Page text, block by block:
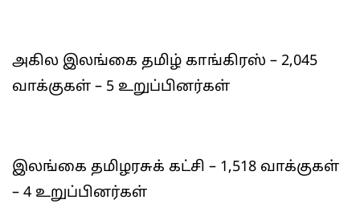
அகில இலங்கை தமிழ் காங்கிரஸ் – 2,045
வாக்குகள் – 5 உறுப்பினர்கள்
இலங்கை தமிழரசுக் கட்சி – 1,518 வாக்குகள்
– 4 உறுப்பினர்கள்